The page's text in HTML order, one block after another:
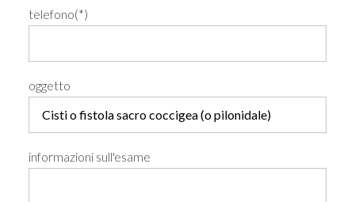
telefono(*)
oggetto
informazioni sull'esame